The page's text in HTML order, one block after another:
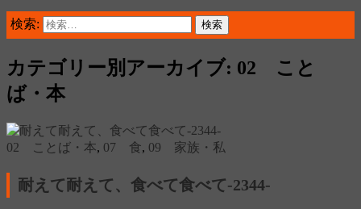
検索:
カテゴリー別アーカイブ: 02 こと
ば・本
02 ことば・本, 07 食, 09 家族・私
耐えて耐えて、食べて食べて‐2344‐